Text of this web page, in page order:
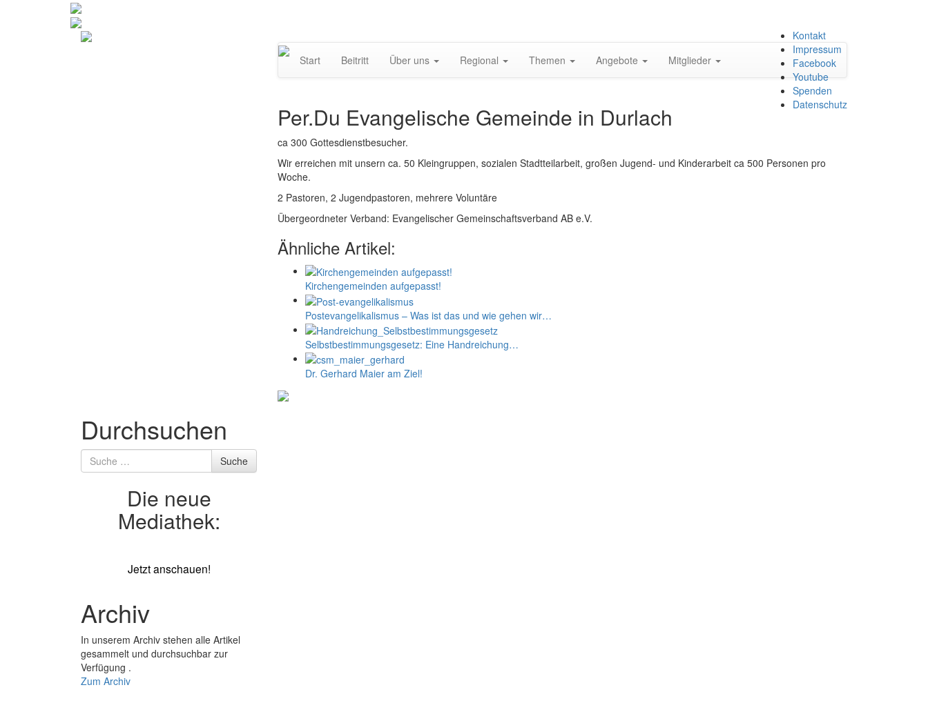
springen
Kontakt
Impressum
Facebook
Youtube
Spenden
Datenschutz
Navigation
umschalten
Start Beitritt Über uns Regional Themen Angebote Mitglieder
Per.Du Evangelische Gemeinde in Durlach
ca 300 Gottesdienstbesucher.
Wir erreichen mit unsern ca. 50 Kleingruppen, sozialen Stadtteilarbeit, großen Jugend- und Kinderarbeit ca 500 Personen pro
Woche.
2 Pastoren, 2 Jugendpastoren, mehrere Voluntäre
Übergeordneter Verband: Evangelischer Gemeinschaftsverband AB e.V.
Ähnliche Artikel:
Kirchengemeinden aufgepasst!
Postevangelikalismus – Was ist das und wie gehen wir…
Selbstbestimmungs­­­­­­­gesetz: Eine Handreichung…
Dr. Gerhard Maier am Ziel!
Durchsuchen
Suche
nach
Suche
Die neue
Mediathek:
Jetzt anschauen!
Archiv
In unserem Archiv stehen alle Artikel
gesammelt und durchsuchbar zur
Verfügung .
Zum Archiv